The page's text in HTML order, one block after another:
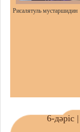
Рисалятуль мустаршидин
6-дәріс